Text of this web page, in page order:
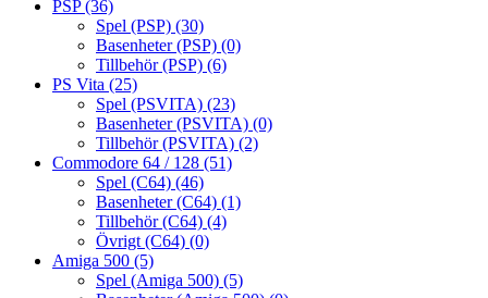
PSP(36)
Spel (PSP) (30)
Basenheter (PSP) (0)
Tillbehör (PSP) (6)
PS Vita (25)
Spel (PSVITA) (23)
Basenheter (PSVITA) (0)
Tillbehör (PSVITA) (2)
Commodore 64 / 128 (51)
Spel (C64) (46)
Basenheter (C64) (1)
Tillbehör (C64) (4)
Övrigt (C64) (0)
Amiga 500 (5)
Spel (Amiga 500) (5)